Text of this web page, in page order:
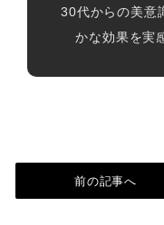
30代からの美意
かな効果を実
前の記事へ